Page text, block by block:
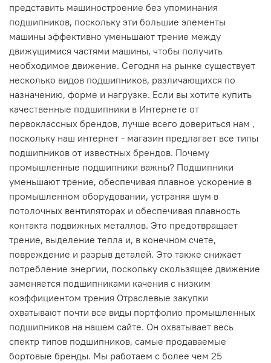
представить машиностроение без упоминания
подшипников, поскольку эти большие элементы
машины эффективно уменьшают трение между
движущимися частями машины, чтобы получить
необходимое движение. Сегодня на рынке существует
несколько видов подшипников, различающихся по
назначению, форме и нагрузке. Если вы хотите купить
качественные подшипники в Интернете от
первоклассных брендов, лучше всего довериться нам ,
поскольку наш интернет - магазин предлагает все типы
подшипников от известных брендов. Почему
промышленные подшипники важны? Подшипники
уменьшают трение, обеспечивая плавное ускорение в
промышленном оборудовании, устраняя шум в
потолочных вентиляторах и обеспечивая плавность
контакта подвижных металлов. Это предотвращает
трение, выделение тепла и, в конечном счете,
повреждение и разрыв деталей. Это также снижает
потребление энергии, поскольку скользящее движение
заменяется подшипниками качения с низким
коэффициентом трения Отраслевые закупки
охватывают почти все виды портфолио промышленных
подшипников на нашем сайте. Он охватывает весь
спектр типов подшипников, самые продаваемые
бортовые бренды. Мы работаем с более чем 25